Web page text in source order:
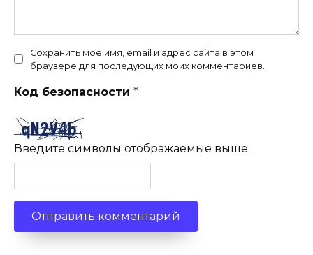
Сохранить моё имя, email и адрес сайта в этом
браузере для последующих моих комментариев.
Код безопасности *
Введите символы отображаемые выше: